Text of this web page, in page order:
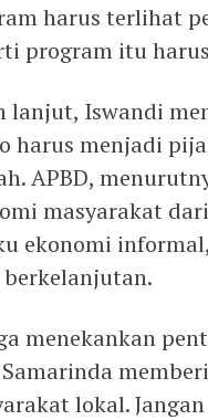
harus terlihat
program itu
lanjut, Iswandi
harus menjadi
APBD,
masyarakat
ekonomi
berkelanjutan.
menekankan
lokal.